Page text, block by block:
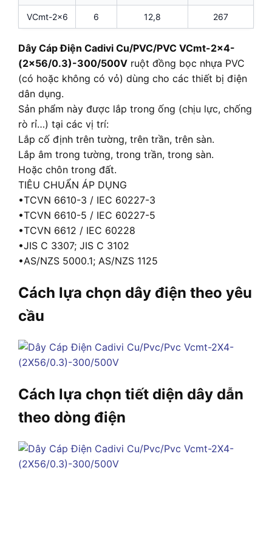
VCmt-2×6 6 12,8 267
Dây Cáp Điện Cadivi Cu/PVC/PVC VCmt-2×4-
(2×56/0.3)-300/500V ruột đồng bọc nhựa PVC
(có hoặc không có vỏ) dùng cho các thiết bị điện
dân dụng.
Sản phẩm này được lắp trong ống (chịu lực, chống
rò rỉ…) tại các vị trí:
Lắp cố định trên tường, trên trần, trên sàn.
Lắp âm trong tường, trong trần, trong sàn.
Hoặc chôn trong đất.
TIÊU CHUẨN ÁP DỤNG
•TCVN 6610-3 / IEC 60227-3
•TCVN 6610-5 / IEC 60227-5
•TCVN 6612 / IEC 60228
•JIS C 3307; JIS C 3102
•AS/NZS 5000.1; AS/NZS 1125
Cách lựa chọn dây điện theo yêu
cầu
Cách lựa chọn tiết diện dây dẫn
theo dòng điện